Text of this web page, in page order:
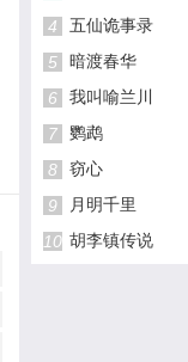
4
五仙诡事录
5
暗渡春华
6
我叫喻兰川
7
鹦鹉
8
窃心
9
月明千里
10 胡李镇传说